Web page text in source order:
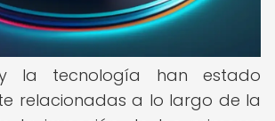
la tecnología han estado
relacionadas a lo largo de la